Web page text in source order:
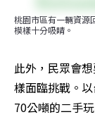
桃園市區有一輛資源
模樣十分吸睛。
此外，民眾會
樣面臨挑戰。
70公噸的二手